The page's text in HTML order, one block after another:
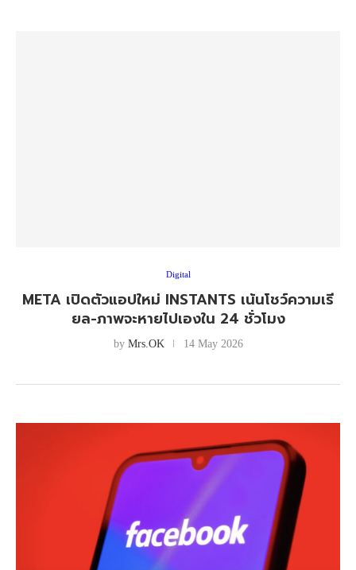
Digital
META เปิดตัวแอปใหม่ INSTANTS เน้นโชว์ความเรี
ยล-ภาพจะหายไปเองใน 24 ชั่วโมง
by Mrs.OK 14 May 2026